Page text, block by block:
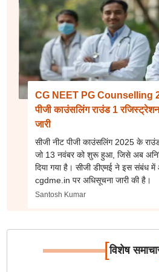
CG NEET PG Counselling
पीजी काउंसलिंग राउंड 1
जारी
सीजी नीट पीजी काउंसलिंग 2025 के
जो 13 नवंबर को शुरू हुआ, जिसे अब
दिया गया है। सीजी डीएमई ने इस संबंध में
cgdme.in पर अधिसूचना जारी की है।
Santosh Kumar
[विशेष